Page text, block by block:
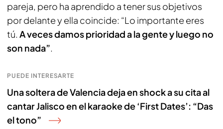
pareja, pero ha aprendido a tener sus objetivos
por delante y ella coincide: “Lo importante eres
tú. A veces damos prioridad a la gente y luego no
son nada”.
PUEDE INTERESARTE
Una soltera de Valencia deja en shock a su cita al
cantar Jalisco en el karaoke de ‘First Dates’: “Das
el tono”